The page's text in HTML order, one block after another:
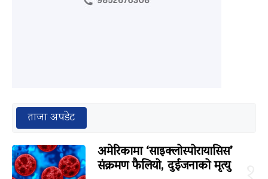
ताजा अपडेट
अमेरिकामा ‘साइक्लोस्पोरायासिस’
संक्रमण फैलियो, दुईजनाको मृत्यु